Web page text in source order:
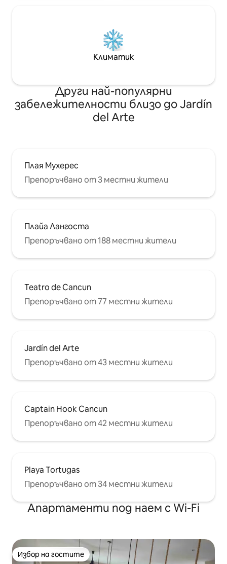
Климатик
Други най-популярни
забележителности близо до Jardín
del Arte
Плая Мухерес
Препоръчвано от 3 местни жители
Плайа Лангоста
Препоръчвано от 188 местни жители
Teatro de Cancun
Препоръчвано от 77 местни жители
Jardín del Arte
Препоръчвано от 43 местни жители
Captain Hook Cancun
Препоръчвано от 42 местни жители
Playa Tortugas
Препоръчвано от 34 местни жители
Апартаменти под наем с Wi-Fi
Избор на гостите
Избор на гостите